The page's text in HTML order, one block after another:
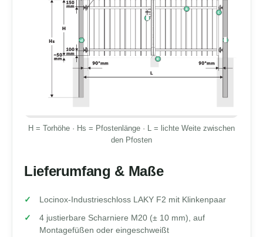
Lieferumfang & Maße
Locinox-Industrieschloss LAKY F2 mit Klinkenpaar
4 justierbare Scharniere M20 (± 10 mm), auf
Montagefüßen oder eingeschweißt
H = Torhöhe · Hs = Pfostenlänge · L = lichte Weite zwischen
den Pfosten